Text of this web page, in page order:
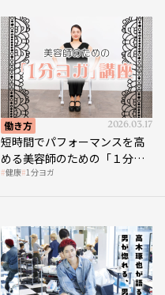
働き方 2026.03.17
短時間でパフォーマンスを高
める美容師のための「１分ヨ
ガ」講座｜実践編
健康 1分ヨガ